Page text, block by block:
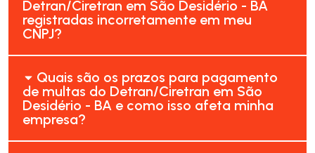
Detran/Ciretran em São Desidério - BA
registradas incorretamente em meu
CNPJ?
Quais são os prazos para pagamento
de multas do Detran/Ciretran em São
Desidério - BA e como isso afeta minha
empresa?